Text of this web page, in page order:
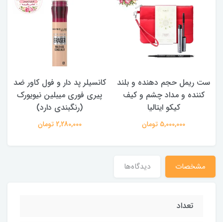
ست ریمل حجم دهنده و بلند
کننده و مداد چشم و کیف
کیکو ایتالیا
5,000,000 تومان
کانسیلر پد دار و فول کاور ضد
پیری فوری میبلین نیویورک
(رنگبندی دارد)
2,280,000 تومان
مشخصات دیدگاه‌ها
تعداد